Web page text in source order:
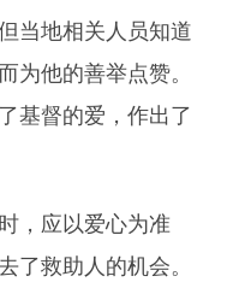
当地相关人员知道
为他的善举点赞。
基督的爱，作出了
，应以爱心为准
了救助人的机会。